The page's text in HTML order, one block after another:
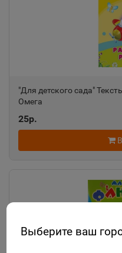
Выберите ваш
"Для детского сада"
Омега
25р.